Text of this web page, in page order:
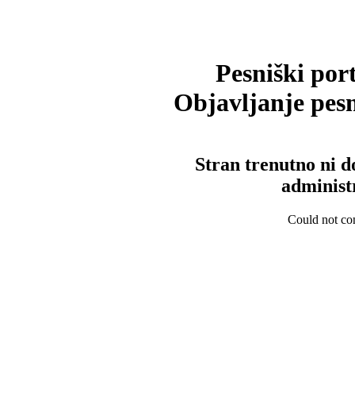
Pesniški
Objavljanje
Stran trenutno ni
Could not